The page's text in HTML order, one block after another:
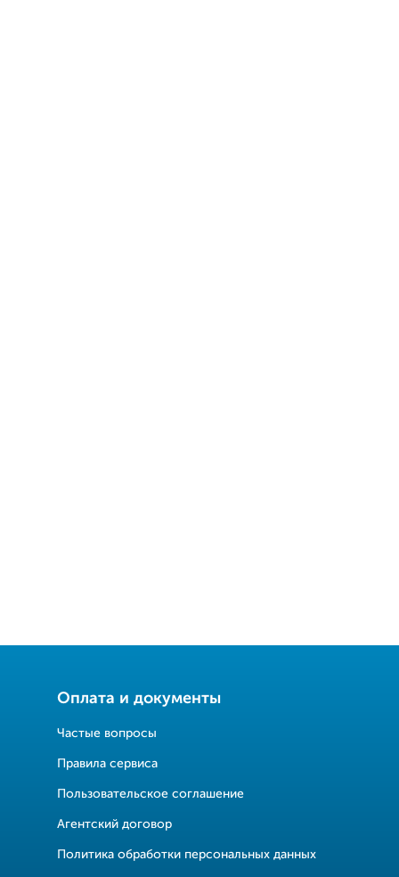
Оплата и документы
Частые вопросы
Правила сервиса
Пользовательское соглашение
Агентский договор
Политика обработки персональных данных